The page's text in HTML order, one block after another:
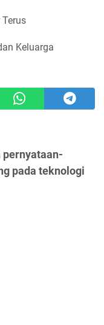
Keluarga
pernyataan-
pada teknologi